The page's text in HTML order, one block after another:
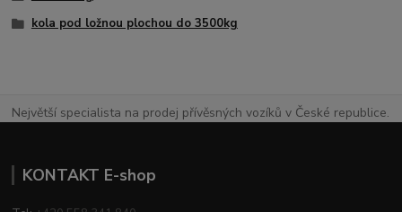
kola pod ložnou plochou do 3500kg
Největší specialista na prodej přívěsných vozíků v České republice.
KONTAKT E-shop